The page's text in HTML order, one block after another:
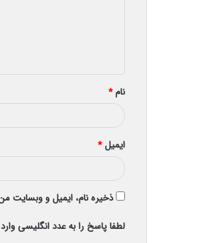
*
نام*
ایمیل*
ذخیره نام، ایمیل و وبسایت
لطفا پاسخ را به عدد انگلیسی